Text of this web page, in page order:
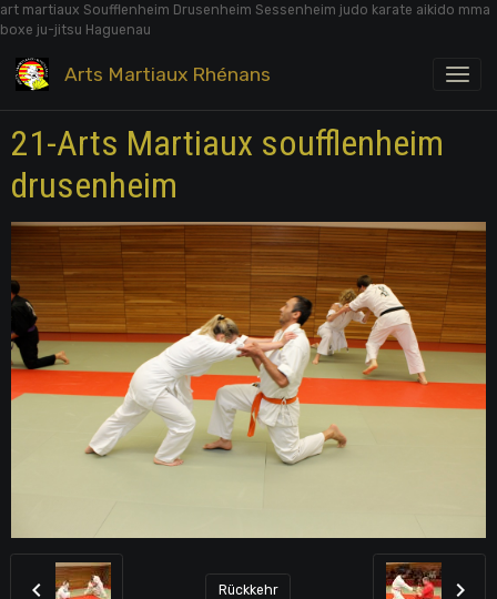
art martiaux Soufflenheim Drusenheim Sessenheim judo karate aikido mma
boxe ju-jitsu Haguenau
Arts Martiaux Rhénans
21-Arts Martiaux soufflenheim
drusenheim
Rückkehr